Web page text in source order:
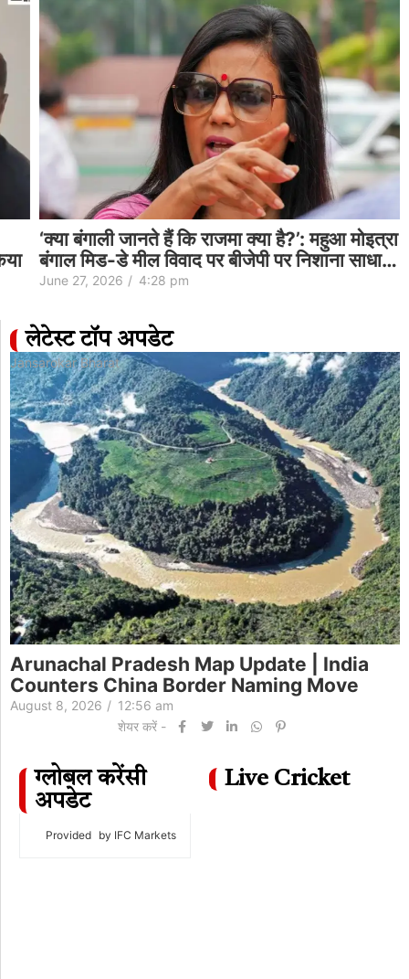
‘क्या बंगाली जानते हैं कि राजमा क्या है?’: महुआ मोइत्रा ने
बंगाल मिड-डे मील विवाद पर बीजेपी पर निशाना साधा…
June 27, 2026 / 4:28 pm
लेटेस्ट टॉप अपडेट
Jansarokar Bharat
भारत पर 100% टैरिफ वाला बिल अमेरिकी सीनेट में
पास:रूसी तेल खरीदने वाले 5 देशों पर कार्रवाई; 86 सांसदों
ने…
11:22 pm
ग्लोबल करेंसी
अपडेट
Provided by IFC Markets
Live Cricket